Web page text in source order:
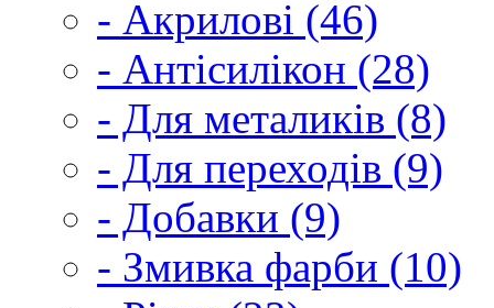
- Акрилові (46)
- Антісилікон (28)
- Для металиків (8)
- Для переходів (9)
- Добавки (9)
- Змивка фарби (10)